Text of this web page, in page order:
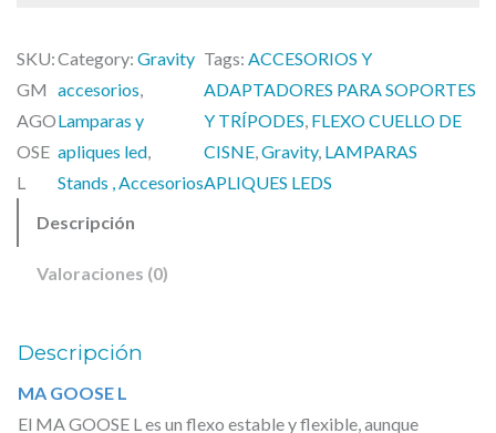
i
y
M
G
O
E
L
SKU:
GM
AGO
OSE
L
Category: Gravity
accesorios,
Lamparas y
apliques led,
Stands , Accesorios
Tags:ACCESORIOS Y
ADAPTADORES PARA SOPORTES
Y TRÍPODES, FLEXO CUELLO DE
CISNE, Gravity, LAMPARAS
APLIQUES LEDS
Descripción
Valoraciones (0)
Descripción
MA GOOSE L
El MA GOOSE L es un flexo estable y flexible, aunque